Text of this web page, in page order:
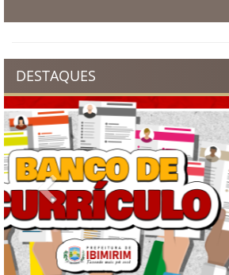
DESTAQUES
Previous